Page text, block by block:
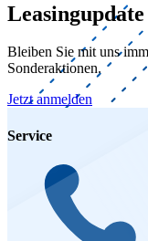
Leasingupdate
Bleiben Sie mit uns
Sonderaktionen.
Jetzt anmelden
Service